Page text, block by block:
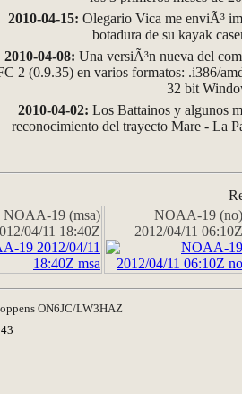
2010-04-15: Olegario Vica me enviÃ³
botadura de su kayak
2010-04-08: Una versiÃ³n nueva del
2 (0.9.35) en varios formatos: .i386/
32 bit
2010-04-02: Los Battainos y algunos
reconocimiento del trayecto Mare - La
NOAA-19 (msa)
04/11 18:40Z
NOAA-19 (no)
2012/04/11 06:10Z
ON6JC/LW3HAZ